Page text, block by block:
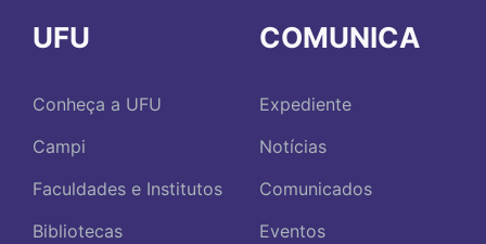
UFU
Conheça a UFU
Campi
Faculdades e Institutos
Bibliotecas
COMUNICA
Expediente
Notícias
Comunicados
Eventos